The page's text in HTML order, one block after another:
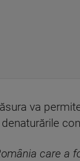
va
care a